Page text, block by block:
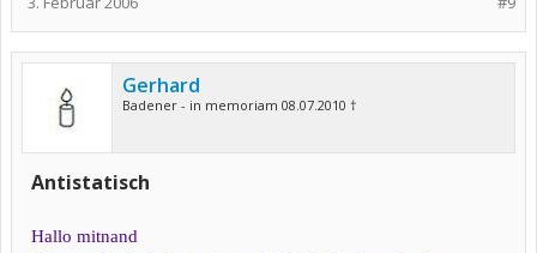
Gerhard
Badener - in memoriam 08.07.2010 †
Antistatisch
Hallo mitnand